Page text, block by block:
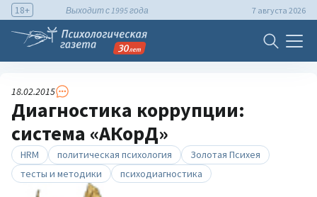
18+ Выходит с 1995 года 7 августа 2026
18.02.2015
Диагностика коррупции:
система «АКорД»
HRM политическая психология
Золотая Психея
тесты и методики
психодиагностика